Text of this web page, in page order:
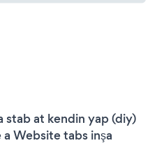
stab at kendin yap (diy)
Website tabs inşa